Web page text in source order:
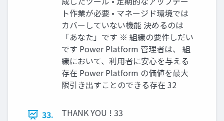
ト作業が必要 • マネージド環境では
カバーしていない機能 決めるのは
「あなた」です ※ 組織の要件しだい
です Power Platform 管理者は、 組
織において、利用者に安心を与える
存在 Power Platform の価値を最大
限引き出すことのできる存在 32
33. THANK YOU ! 33